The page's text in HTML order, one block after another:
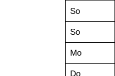
So
So
Mo
Do